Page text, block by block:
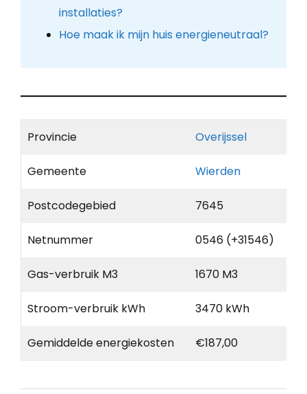
installaties?
Hoe maak ik mijn huis energieneutraal?
Provincie Overijssel
Gemeente Wierden
Postcodegebied 7645
Netnummer 0546 (+31546)
Gas-verbruik M3 1670 M3
Stroom-verbruik kWh 3470 kWh
Gemiddelde energiekosten €187,00